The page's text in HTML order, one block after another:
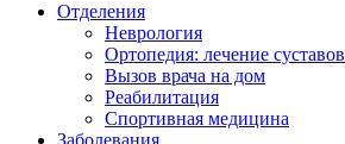
Отделения
Неврология
Ортопедия: лечение суставов
Вызов врача на дом
Реабилитация
Спортивная медицина
Заболевания